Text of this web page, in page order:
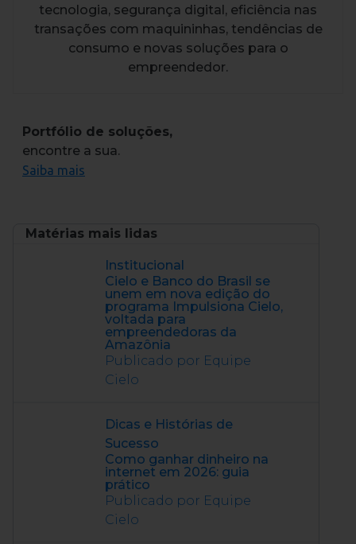
tecnologia, segurança digital, eficiência nas
transações com maquininhas, tendências de
consumo e novas soluções para o
empreendedor.
Portfólio de soluções,
encontre a sua.
Saiba mais
Matérias mais lidas
Institucional
Cielo e Banco do Brasil se
unem em nova edição do
programa Impulsiona Cielo,
voltada para
empreendedoras da
Amazônia
Publicado por Equipe
Cielo
Dicas e Histórias de
Sucesso
Como ganhar dinheiro na
internet em 2026: guia
prático
Publicado por Equipe
Cielo